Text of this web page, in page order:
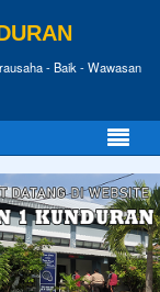
- Baik - Wawasan